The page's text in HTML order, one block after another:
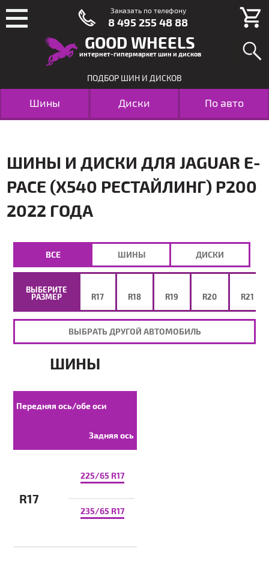
GOOD WHEELS
интернет-гипермаркет шин и дисков
ПОДБОР ШИН И ДИСКОВ
Шины Диски По авто
ШИНЫ И ДИСКИ ДЛЯ JAGUAR E-
PACE (X540 РЕСТАЙЛИНГ) P200
2022 ГОДА
ВЫБЕРИТЕ
РАЗМЕР
R17 R18 R19 R20 R21
ВЫБРАТЬ ДРУГОЙ АВТОМОБИЛЬ
ВСЕ ШИНЫ ДИСКИ
ШИНЫ
Передняя ось/обе оси
Задняя ось
R17
225/65 R17
235/65 R17
Заказать по телефону
8 495 255 48 88